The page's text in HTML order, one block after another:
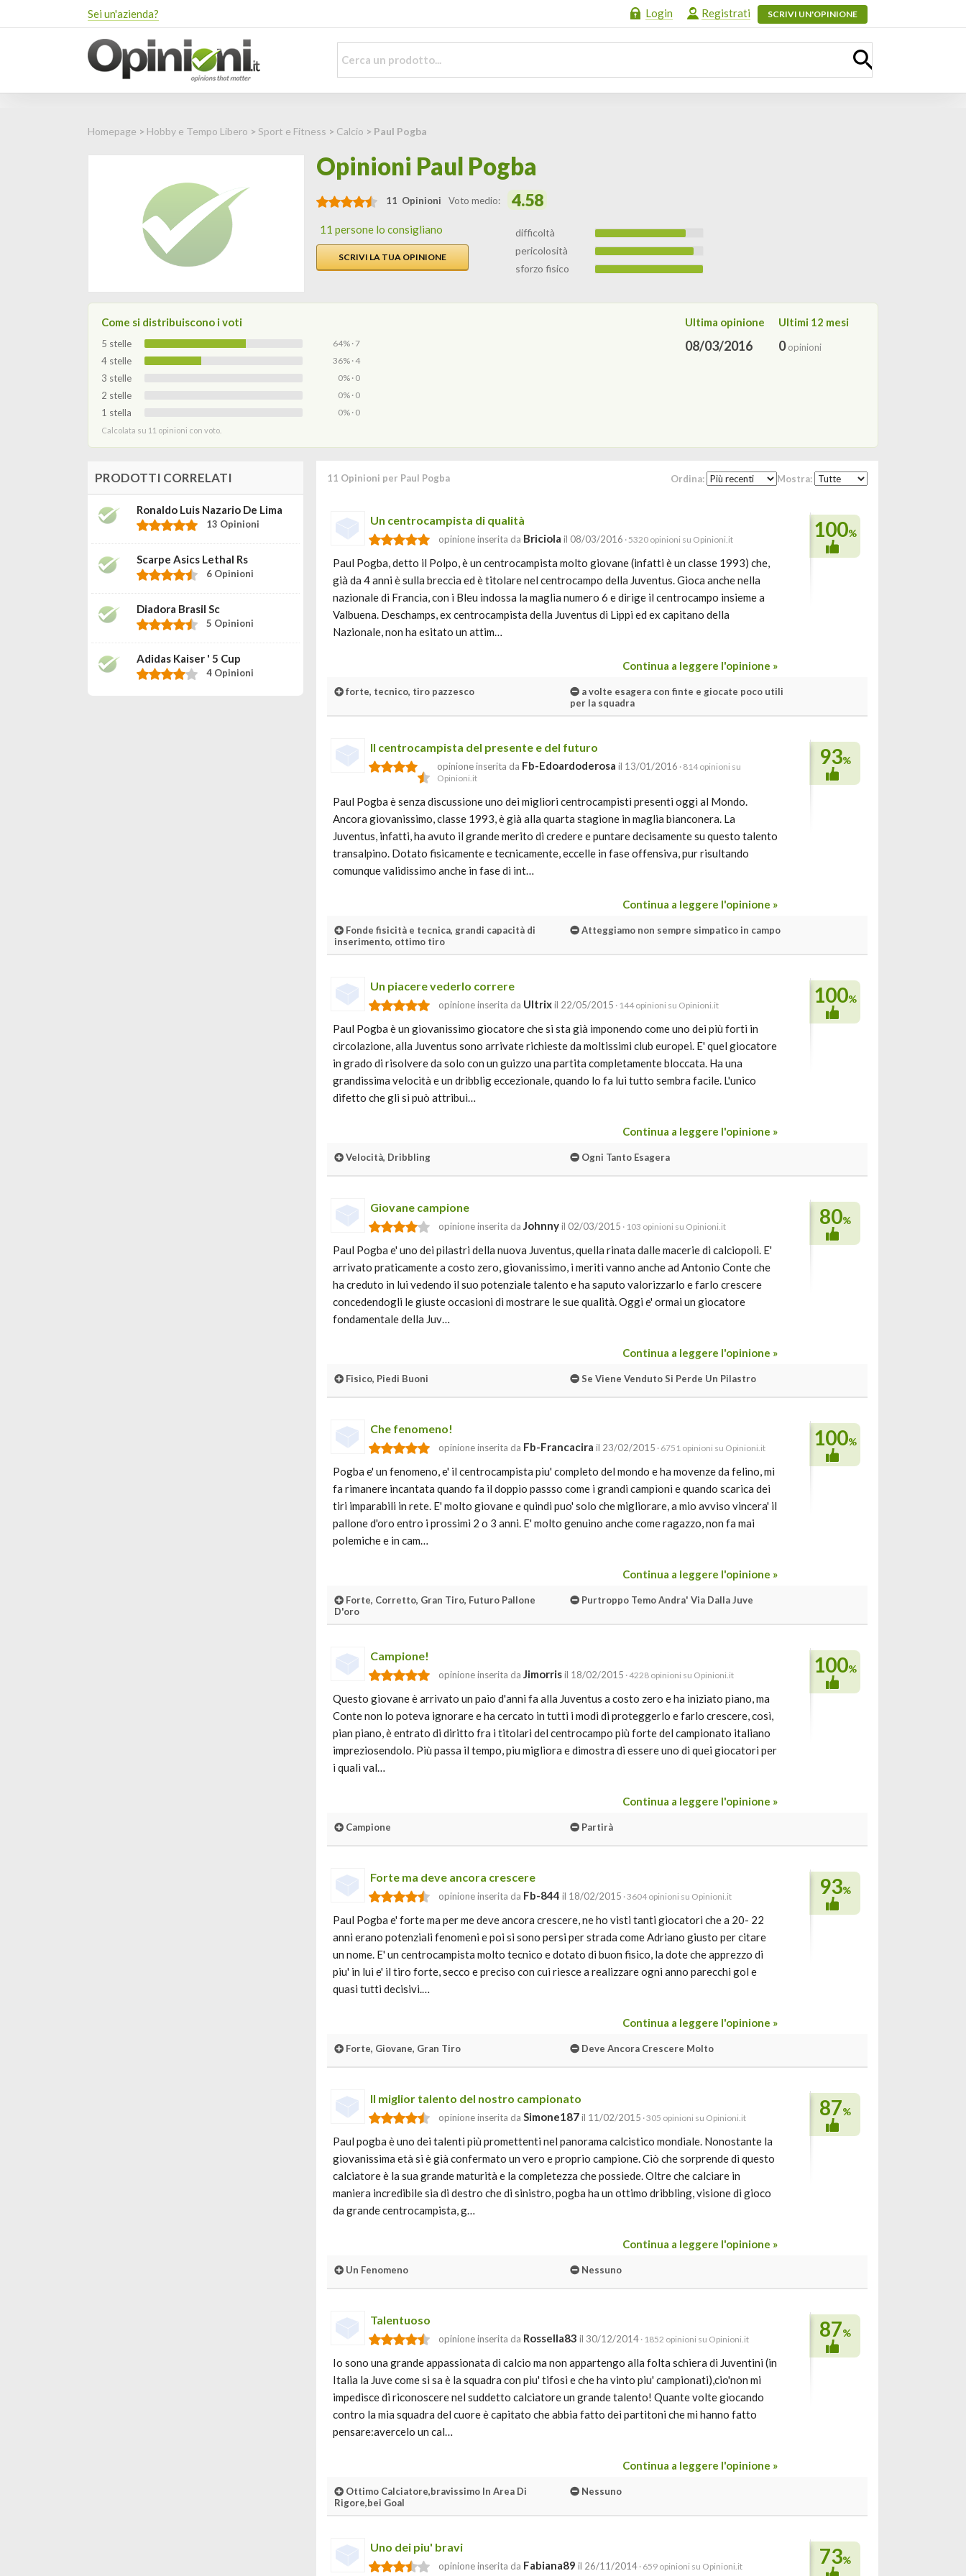
Sei un'azienda? Login Registrati SCRIVI UN'OPINIONE
Homepage > Hobby e Tempo Libero >Sport e Fitness > Calcio > Paul Pogba
Opinioni Paul Pogba
11 Opinioni Voto medio: 4.58
11 persone lo consigliano
SCRIVI LA TUA OPINIONE
difficoltà
pericolosità
sforzo fisico
Come si distribuiscono i voti
5 stelle 64% · 7
4 stelle 36% · 4
3 stelle 0% · 0
2 stelle 0% · 0
1 stella 0% · 0
Calcolata su 11 opinioni con voto.
Ultima opinione
08/03/2016
Ultimi 12 mesi
0opinioni
11 Opinioni per Paul Pogba Ordina: Mostra:
Un centrocampista di qualità
opinione inserita da Briciola il 08/03/2016 · 5320 opinioni su Opinioni.it
Paul Pogba, detto il Polpo, è un centrocampista molto giovane (infatti è un classe 1993) che,
già da 4 anni è sulla breccia ed è titolare nel centrocampo della Juventus. Gioca anche nella
nazionale di Francia, con i Bleu indossa la maglia numero 6 e dirige il centrocampo insieme a
Valbuena. Deschamps, ex centrocampista della Juventus di Lippi ed ex capitano della
Nazionale, non ha esitato un attim…
Continua a leggere l'opinione »
100%
forte, tecnico, tiro pazzesco
a volte esagera con finte e giocate poco utili
per la squadra
Il centrocampista del presente e del futuro
opinione inserita da Fb-Edoardoderosa il 13/01/2016 · 814 opinioni su
Opinioni.it
Paul Pogba è senza discussione uno dei migliori centrocampisti presenti oggi al Mondo.
Ancora giovanissimo, classe 1993, è già alla quarta stagione in maglia bianconera. La
Juventus, infatti, ha avuto il grande merito di credere e puntare decisamente su questo talento
transalpino. Dotato fisicamente e tecnicamente, eccelle in fase offensiva, pur risultando
comunque validissimo anche in fase di int…
Continua a leggere l'opinione »
93%
Fonde fisicità e tecnica, grandi capacità di
inserimento, ottimo tiro
Atteggiamo non sempre simpatico in campo
Un piacere vederlo correre
opinione inserita da Ultrixil 22/05/2015 · 144 opinioni su Opinioni.it
Paul Pogba è un giovanissimo giocatore che si sta già imponendo come uno dei più forti in
circolazione, alla Juventus sono arrivate richieste da moltissimi club europei. E' quel giocatore
in grado di risolvere da solo con un guizzo una partita completamente bloccata. Ha una
grandissima velocità e un dribblig eccezionale, quando lo fa lui tutto sembra facile. L'unico
difetto che gli si può attribui…
Continua a leggere l'opinione »
100%
Velocità, Dribbling Ogni Tanto Esagera
Giovane campione
opinione inserita da Johnnyil 02/03/2015 · 103 opinioni su Opinioni.it
Paul Pogba e' uno dei pilastri della nuova Juventus, quella rinata dalle macerie di calciopoli. E'
arrivato praticamente a costo zero, giovanissimo, i meriti vanno anche ad Antonio Conte che
ha creduto in lui vedendo il suo potenziale talento e ha saputo valorizzarlo e farlo crescere
concedendogli le giuste occasioni di mostrare le sue qualità. Oggi e' ormai un giocatore
fondamentale della Juv…
Continua a leggere l'opinione »
80%
Fisico, Piedi Buoni Se Viene Venduto Si Perde Un Pilastro
Che fenomeno!
opinione inserita da Fb-Francacira il 23/02/2015 · 6751 opinioni su Opinioni.it
Pogba e' un fenomeno, e' il centrocampista piu' completo del mondo e ha movenze da felino, mi
fa rimanere incantata quando fa il doppio passso come i grandi campioni e quando scarica dei
tiri imparabili in rete. E' molto giovane e quindi puo' solo che migliorare, a mio avviso vincera' il
pallone d'oro entro i prossimi 2 o 3 anni. E' molto genuino anche come ragazzo, non fa mai
polemiche e in cam…
Continua a leggere l'opinione »
100%
Forte, Corretto, Gran Tiro, Futuro Pallone
D'oro
Purtroppo Temo Andra' Via Dalla Juve
Campione!
opinione inserita da Jimorrisil 18/02/2015 · 4228 opinioni su Opinioni.it
Questo giovane è arrivato un paio d'anni fa alla Juventus a costo zero e ha iniziato piano, ma
Conte non lo poteva ignorare e ha cercato in tutti i modi di proteggerlo e farlo crescere, così,
pian piano, è entrato di diritto fra i titolari del centrocampo più forte del campionato italiano
impreziosendolo. Più passa il tempo, piu migliora e dimostra di essere uno di quei giocatori per
i quali val…
Continua a leggere l'opinione »
100%
Campione Partirà
Forte ma deve ancora crescere
opinione inserita da Fb-844 il 18/02/2015 · 3604 opinioni su Opinioni.it
Paul Pogba e' forte ma per me deve ancora crescere, ne ho visti tanti giocatori che a 20- 22
anni erano potenziali fenomeni e poi si sono persi per strada come Adriano giusto per citare
un nome. E' un centrocampista molto tecnico e dotato di buon fisico, la dote che apprezzo di
piu' in lui e' il tiro forte, secco e preciso con cui riesce a realizzare ogni anno parecchi gol e
quasi tutti decisivi.…
Continua a leggere l'opinione »
93%
Forte, Giovane, Gran Tiro Deve Ancora Crescere Molto
Il miglior talento del nostro campionato
opinione inserita da Simone187il 11/02/2015 · 305 opinioni su Opinioni.it
Paul pogba è uno dei talenti più promettenti nel panorama calcistico mondiale. Nonostante la
giovanissima età si è già confermato un vero e proprio campione. Ciò che sorprende di questo
calciatore è la sua grande maturità e la completezza che possiede. Oltre che calciare in
maniera incredibile sia di destro che di sinistro, pogba ha un ottimo dribbling, visione di gioco
da grande centrocampista, g…
Continua a leggere l'opinione »
87%
Un Fenomeno Nessuno
Talentuoso
opinione inserita da Rossella83 il 30/12/2014 · 1852 opinioni su Opinioni.it
Io sono una grande appassionata di calcio ma non appartengo alla folta schiera di Juventini (in
Italia la Juve come si sa è la squadra con piu' tifosi e che ha vinto piu' campionati),cio'non mi
impedisce di riconoscere nel suddetto calciatore un grande talento! Quante volte giocando
contro la mia squadra del cuore è capitato che abbia fatto dei partitoni che mi hanno fatto
pensare:avercelo un cal…
Continua a leggere l'opinione »
87%
Ottimo Calciatore,bravissimo In Area Di
Rigore,bei Goal
Nessuno
Uno dei piu' bravi
opinione inserita da Fabiana89 il 26/11/2014 · 659 opinioni su Opinioni.it 73%
PRODOTTI CORRELATI
Ronaldo Luis Nazario De Lima
13 Opinioni
Scarpe Asics Lethal Rs
6 Opinioni
Diadora Brasil Sc
5 Opinioni
Adidas Kaiser ' 5 Cup
4 Opinioni